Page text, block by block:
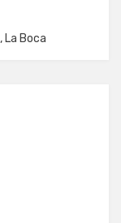
, La Boca